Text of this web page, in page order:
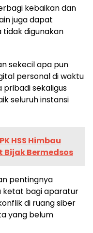
kebaikan dan
juga dapat
digunakan
sekecil apa pun
personal di waktu
sekaligus
seluruh instansi
HSS Himbau
Bermedsos
pentingnya
ketat bagi aparatur
di ruang siber
yang belum